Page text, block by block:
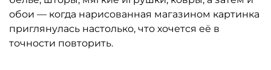
обои — когда нарисованная магазином картинка
приглянулась настолько, что хочется её в
точности повторить.